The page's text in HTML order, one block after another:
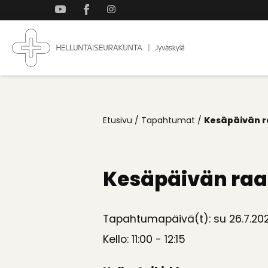
ylös
Jyväskylän
Koti
Etusivu / Tapahtumat / Kesäpäivän
Kesäpäivän
Tapahtumapäivä(t): su
Kello: 11:00 - 12:15